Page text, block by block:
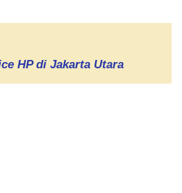
HP di Jakarta Utara